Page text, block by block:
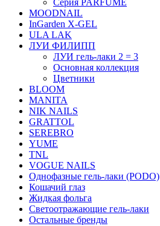
Серия PARFUME
MOODNAIL
InGarden X-GEL
ULA LAK
ЛУИ ФИЛИПП
ЛУИ гель-лаки 2 = 3
Основная коллекция
Цветники
BLOOM
MANITA
NIK NAILS
GRATTOL
SEREBRO
YUME
TNL
VOGUE NAILS
Однофазные гель-лаки (PODO)
Кошачий глаз
Жидкая фольга
Светоотражающие гель-лаки
Остальные бренды